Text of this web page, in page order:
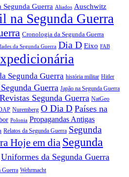
Segunda Guerra Aliados Auschwitz
na Segunda Guerra
Cronologia da Segunda Guerra
da Segunda Guerra Dia D Eixo FAB
Segunda Guerra história militar Hitler
Guerra Japão na Segunda Guerra
Segunda Guerra NatGeo
Nuremberg O Dia D Países na
Polonia Propagandas Antigas
Relatos da Segunda Guerra Segunda
Hoje em dia Segunda
Uniformes da Segunda Guerra
Guerra Wehrmacht